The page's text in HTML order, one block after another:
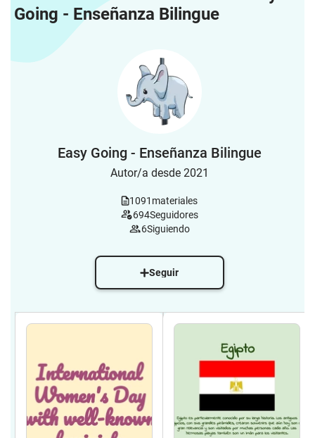
Going - Enseñanza Bilingue
Easy Going - Enseñanza Bilingue
Autor/a desde 2021
1091 materiales
694Seguidores
6Siguiendo
Seguir